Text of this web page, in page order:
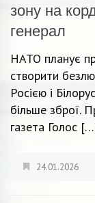
зону на
генерал
НАТО планує
створити
Росією і
більше зброї.
газета Голос
24.01.2026